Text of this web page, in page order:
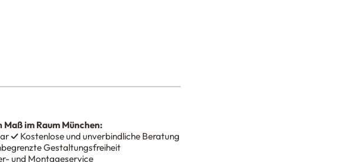
im Raum München:
✓Kostenlose und unverbindliche Beratung
Gestaltungsfreiheit
und Montageservice